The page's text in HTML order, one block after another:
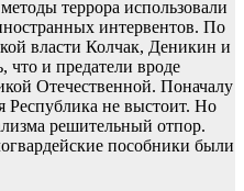
террора использовали
интервентов. По
власти Колчак, Деникин и
и предатели вроде
Отечественной. Поначалу
Республика не выстоит. Но
решительный отпор.
пособники были